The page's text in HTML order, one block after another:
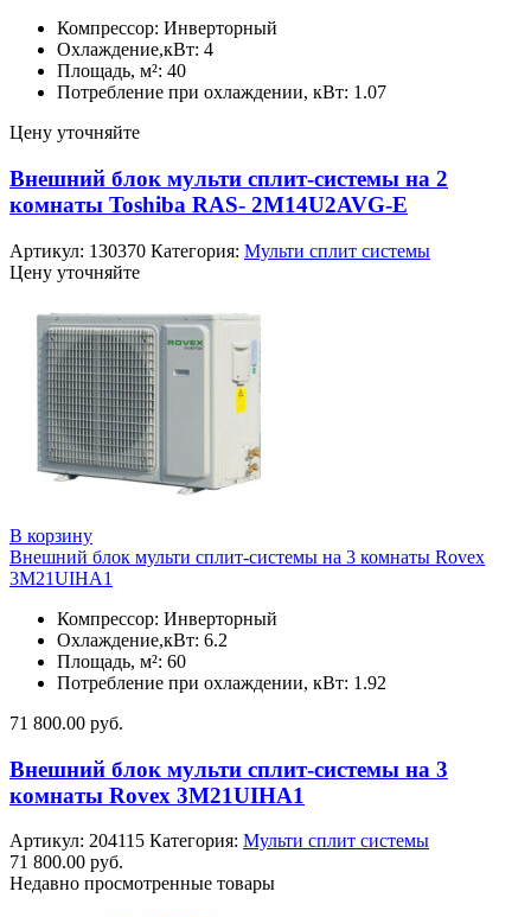
Компрессор: Инверторный
Охлаждение,кВт: 4
Площадь, м²: 40
Потребление при охлаждении, кВт: 1.07
Цену уточняйте
Внешний блок мульти сплит-системы на 2
комнаты Toshiba RAS- 2M14U2AVG-E
Артикул: 130370 Категория: Мульти сплит системы
Цену уточняйте
В корзину
Внешний блок мульти сплит-системы на 3 комнаты Rovex
3M21UIHA1
Компрессор: Инверторный
Охлаждение,кВт: 6.2
Площадь, м²: 60
Потребление при охлаждении, кВт: 1.92
71 800.00 руб.
Внешний блок мульти сплит-системы на 3
комнаты Rovex 3M21UIHA1
Артикул: 204115 Категория: Мульти сплит системы
71 800.00 руб.
Недавно просмотренные товары